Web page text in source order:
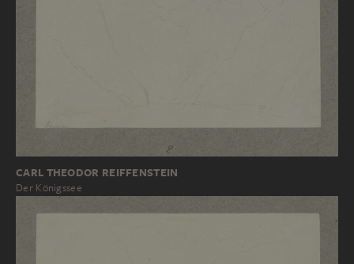
CARL THEODOR REIFFENSTEIN
Der Königssee